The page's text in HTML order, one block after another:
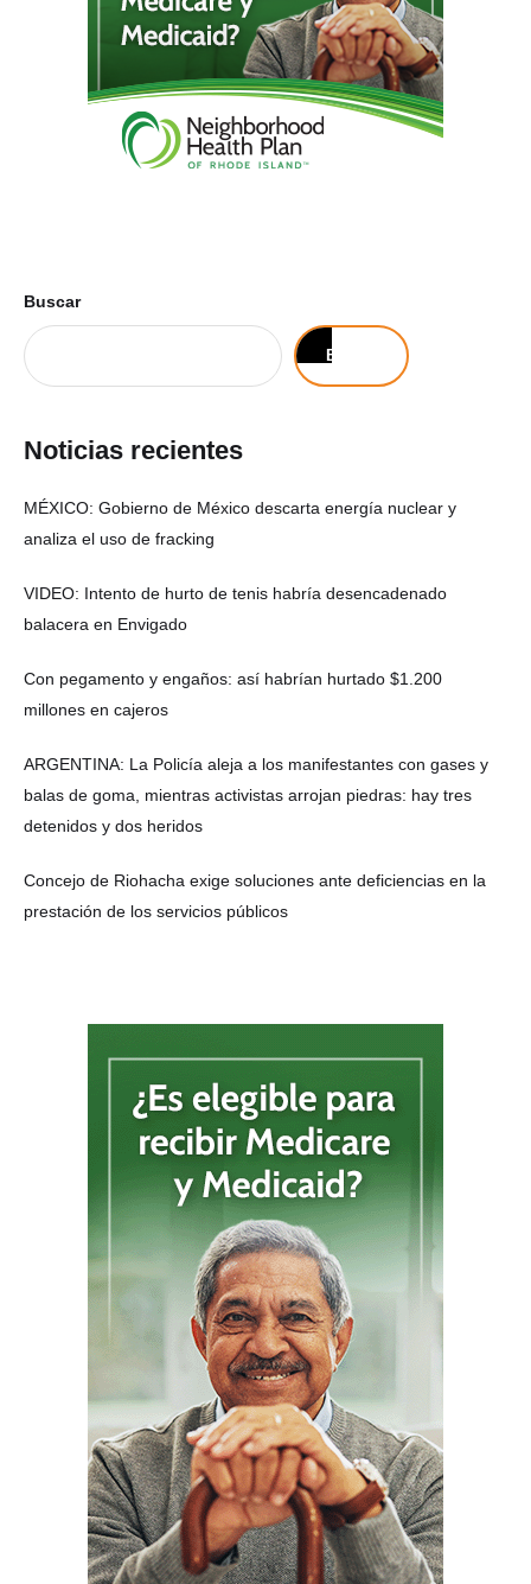
Buscar
Buscar
Noticias recientes
MÉXICO: Gobierno de México descarta energía nuclear y
analiza el uso de fracking
VIDEO: Intento de hurto de tenis habría desencadenado
balacera en Envigado
Con pegamento y engaños: así habrían hurtado $1.200
millones en cajeros
ARGENTINA: La Policía aleja a los manifestantes con gases y
balas de goma, mientras activistas arrojan piedras: hay tres
detenidos y dos heridos
Concejo de Riohacha exige soluciones ante deficiencias en la
prestación de los servicios públicos